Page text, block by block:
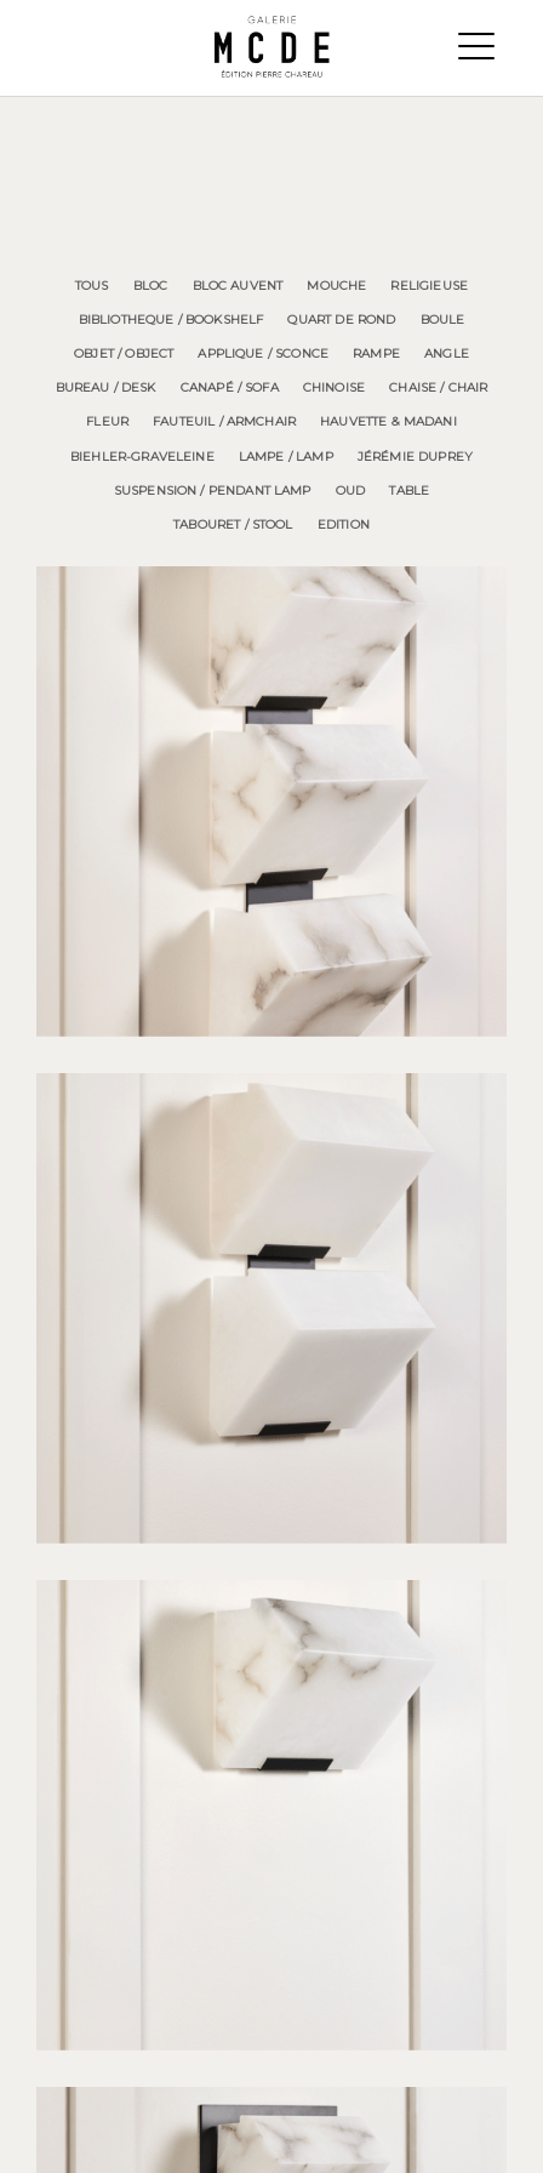
TOUS BLOC BLOC AUVENT MOUCHE RELIGIEUSE
BIBLIOTHEQUE / BOOKSHELF QUART DE ROND BOULE
OBJET / OBJECT APPLIQUE / SCONCE RAMPE ANGLE
BUREAU / DESK CANAPÉ / SOFA CHINOISE CHAISE / CHAIR
FLEUR FAUTEUIL / ARMCHAIR HAUVETTE & MADANI
BIEHLER-GRAVELEINE LAMPE / LAMP JÉRÉMIE DUPREY
SUSPENSION / PENDANT LAMP OUD TABLE
TABOURET / STOOL EDITION